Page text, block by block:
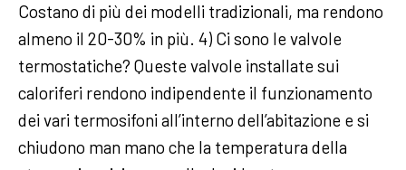
Costano di più dei modelli tradizionali, ma rendono
almeno il 20-30% in più. 4) Ci sono le valvole
termostatiche? Queste valvole installate sui
caloriferi rendono indipendente il funzionamento
dei vari termosifoni all’interno dell’abitazione e si
chiudono man mano che la temperatura della